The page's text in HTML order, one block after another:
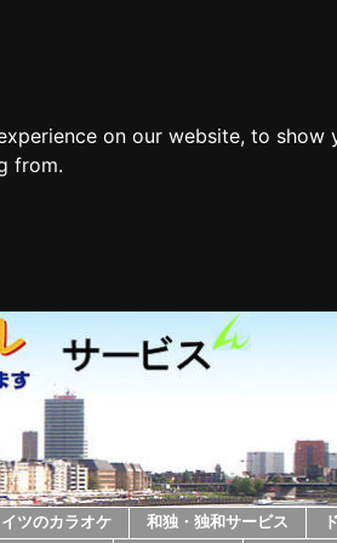
on our website, to
from.
イツのカラオケ 和独・独和サービス